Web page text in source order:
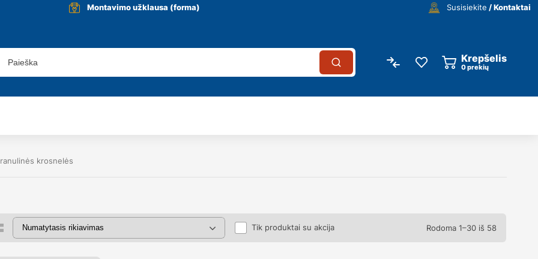
Montavimo užklausa (forma) Susisiekite / Kontaktai
Krepšelis
0prekių
krosnelės
Tik produktai su akcija Rodoma 1–30 iš 58